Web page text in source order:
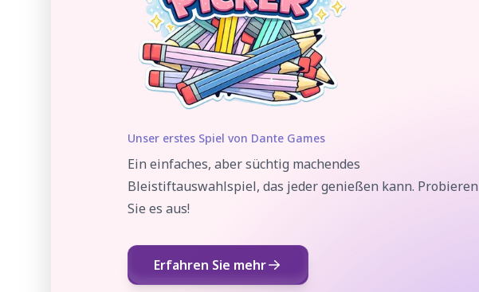
Unser erstes Spiel von Dante Games
Ein einfaches, aber süchtig machendes
Bleistiftauswahlspiel, das jeder genießen kann. Probieren
Sie es aus!
Erfahren Sie mehr